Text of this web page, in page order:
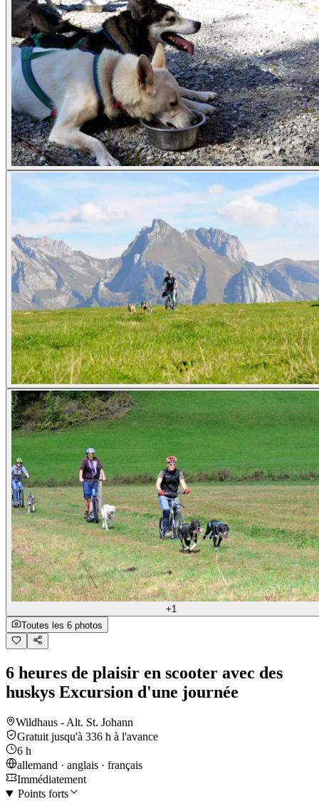
+1
Toutes les 6 photos
6 heures de plaisir en scooter avec des
huskys Excursion d'une journée
Wildhaus - Alt. St. Johann
Gratuit jusqu'à 336 h à l'avance
6 h
allemand · anglais · français
Immédiatement
Points forts